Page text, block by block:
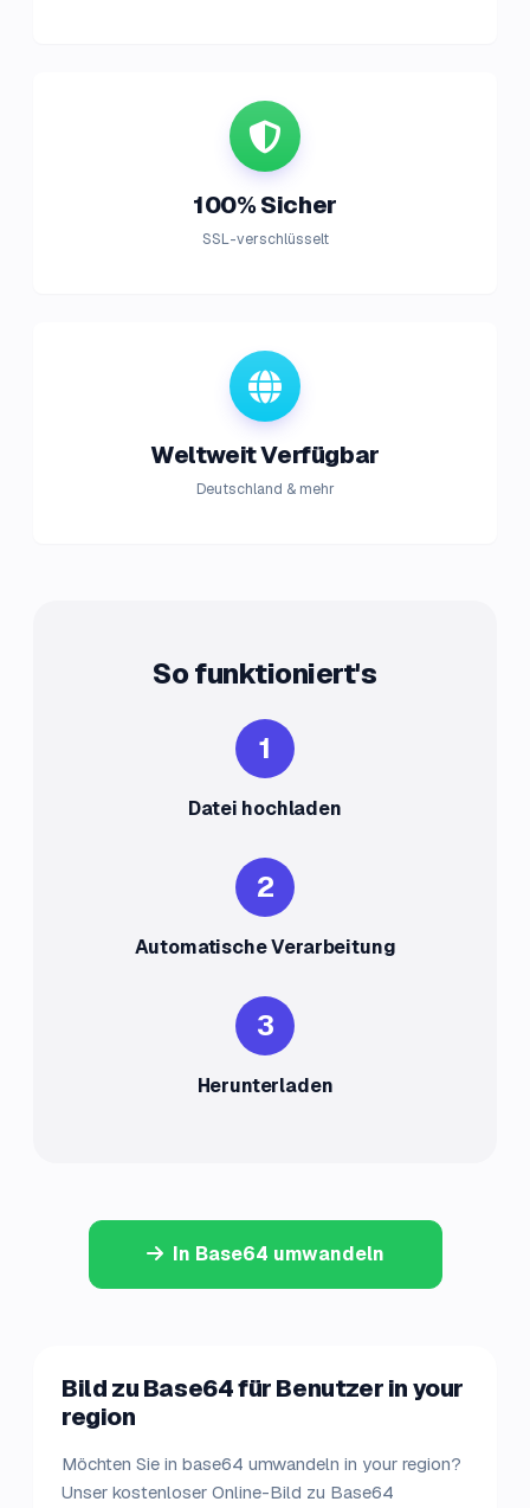
100% Sicher
SSL-verschlüsselt
Weltweit Verfügbar
Deutschland & mehr
So funktioniert's
1
Datei hochladen
2
Automatische Verarbeitung
3
Herunterladen
In Base64 umwandeln
Bild zu Base64 für Benutzer in your
region
Möchten Sie in base64 umwandeln in your region?
Unser kostenloser Online-Bild zu Base64